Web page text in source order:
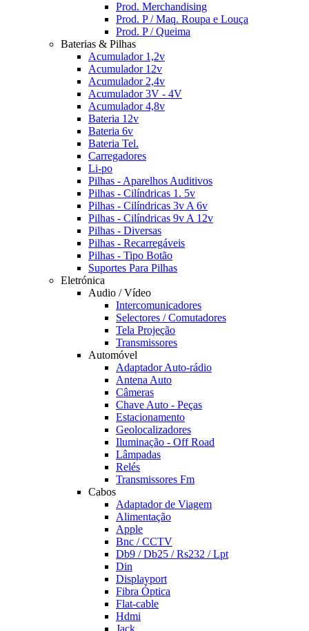
Prod. Merchandising
Prod. P / Maq. Roupa e Louça
Prod. P / Queima
Baterias & Pilhas
Acumulador 1,2v
Acumulador 12v
Acumulador 2,4v
Acumulador 3V - 4V
Acumulador 4,8v
Bateria 12v
Bateria 6v
Bateria Tel.
Carregadores
Li-po
Pilhas - Aparelhos Auditivos
Pilhas - Cilíndricas 1. 5v
Pilhas - Cilíndricas 3v A 6v
Pilhas - Cilíndricas 9v A 12v
Pilhas - Diversas
Pilhas - Recarregáveis
Pilhas - Tipo Botão
Suportes Para Pilhas
Eletrónica
Audio / Vídeo
Intercomunicadores
Selectores / Comutadores
Tela Projeção
Transmissores
Automóvel
Adaptador Auto-rádio
Antena Auto
Câmeras
Chave Auto - Peças
Estacionamento
Geolocalizadores
Iluminação - Off Road
Lâmpadas
Relés
Transmissores Fm
Cabos
Adaptador de Viagem
Alimentação
Apple
Bnc / CCTV
Db9 / Db25 / Rs232 / Lpt
Din
Displayport
Fibra Óptica
Flat-cable
Hdmi
Jack